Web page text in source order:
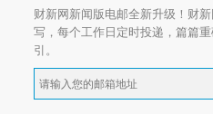
财新网新闻版电邮全新升级！财
写，每个工作日定时投递，篇篇
引。